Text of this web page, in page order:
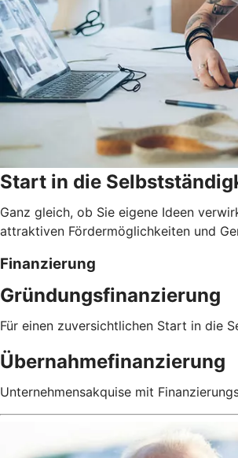
Start in die
Ganz gleich, ob Sie eigene Ideen
attraktiven Fördermöglichkeiten und
Finanzierung
Gründungsfinanzierung
Für einen zuversichtlichen Start in die
Übernahmefinanzierung
Unternehmensakquise mit